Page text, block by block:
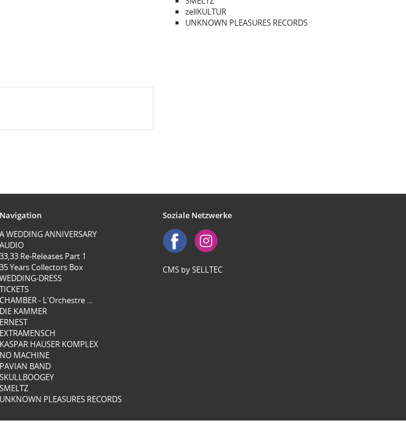
zellKULTUR
UNKNOWN PLEASURES RECORDS
Navigation
A WEDDING ANNIVERSARY
AUDIO
33,33 Re-Releases Part 1
35 Years Collectors Box
WEDDING-DRESS
TICKETS
CHAMBER - L'Orchestre ...
DIE KAMMER
ERNEST
EXTRAMENSCH
KASPAR HAUSER KOMPLEX
NO MACHINE
PAVIAN BAND
SKULLBOOGEY
SMELTZ
UNKNOWN PLEASURES RECORDS
Soziale Netzwerke
CMS by SELLTEC